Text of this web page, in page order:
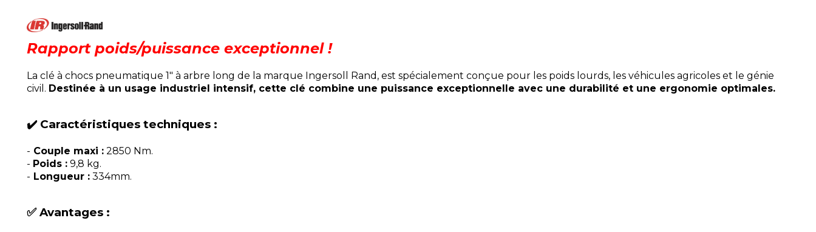
Rapport poids/puissance exceptionnel !
La clé à chocs pneumatique 1" à arbre long de la marque Ingersoll Rand, est spécialement conçue pour les poids lourds, les véhicules agricoles et le génie
civil. Destinée à un usage industriel intensif, cette clé combine une puissance exceptionnelle avec une durabilité et une ergonomie optimales.
✔️ Caractéristiques techniques :
- Couple maxi : 2850 Nm.
- Poids : 9,8 kg.
- Longueur : 334mm.
✅ Avantages :